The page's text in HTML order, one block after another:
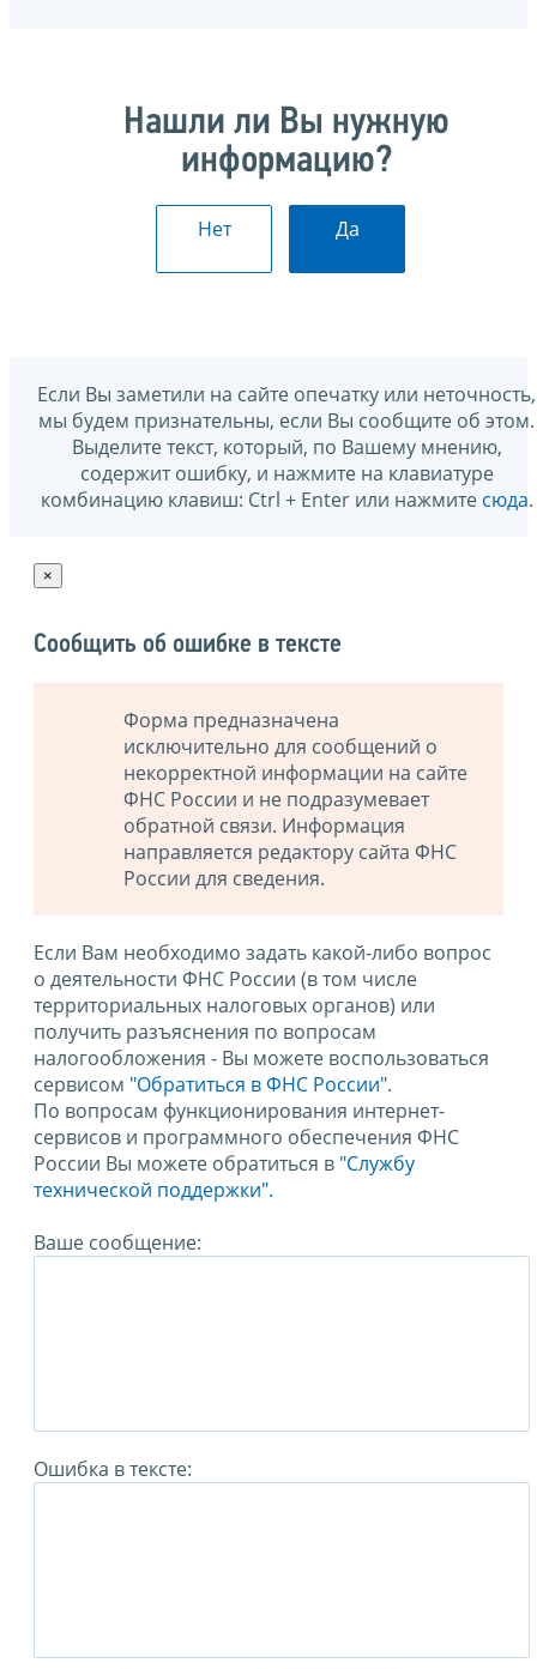
Нашли ли Вы нужную
информацию?
Нет Да
Если Вы заметили на сайте опечатку или неточность,
мы будем признательны, если Вы сообщите об этом.
Выделите текст, который, по Вашему мнению,
содержит ошибку, и нажмите на клавиатуре
комбинацию клавиш: Ctrl + Enter или нажмите сюда.
×
Сообщить об ошибке в тексте
Форма предназначена
исключительно для сообщений о
некорректной информации на сайте
ФНС России и не подразумевает
обратной связи. Информация
направляется редактору сайта ФНС
России для сведения.
Если Вам необходимо задать какой-либо вопрос
о деятельности ФНС России (в том числе
территориальных налоговых органов) или
получить разъяснения по вопросам
налогообложения - Вы можете воспользоваться
сервисом "Обратиться в ФНС России".
По вопросам функционирования интернет-
сервисов и программного обеспечения ФНС
России Вы можете обратиться в "Службу
технической поддержки".
Ваше сообщение:
Ошибка в тексте: